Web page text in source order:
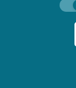
Visas tiesības
🔗 https://